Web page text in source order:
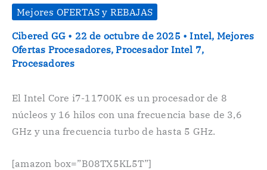
Mejores OFERTAS y REBAJAS
Cibered GG • 22 de octubre de 2025 •Intel, Mejores
Ofertas Procesadores,Procesador Intel 7,
Procesadores
El Intel Core i7-11700K es un procesador de 8
núcleos y 16 hilos con una frecuencia base de 3,6
GHz y una frecuencia turbo de hasta 5 GHz.
[amazon box=”B08TX5KL5T”]